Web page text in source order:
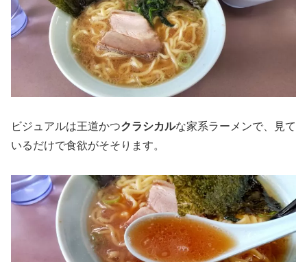
ビジュアルは王道かつクラシカルな家系ラーメンで、見て
いるだけで食欲がそそります。